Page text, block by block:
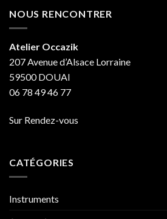
NOUS RENCONTRER
Atelier Occazik
207 Avenue d’Alsace Lorraine
59500 DOUAI
06 78 49 46 77
Sur Rendez-vous
CATÉGORIES
Instruments